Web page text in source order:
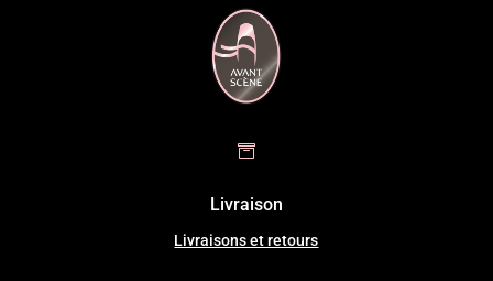

Livraison
Livraisons et retours